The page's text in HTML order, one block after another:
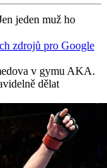
jeden muž ho
zdrojů pro Google
v gymu AKA.
dělat